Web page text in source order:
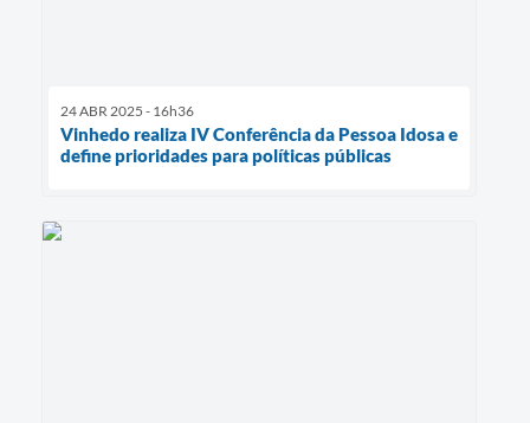
24 ABR 2025 - 16h36
Vinhedo realiza IV Conferência da Pessoa Idosa e
define prioridades para políticas públicas